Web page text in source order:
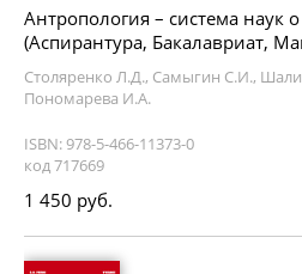
Антропология – система наук
(Аспирантура, Бакалавриат,
Столяренко Л.Д., Самыгин С.И.,
Пономарева И.А.
ISBN: 978-5-466-11373-0
код 717669
1 450 руб.